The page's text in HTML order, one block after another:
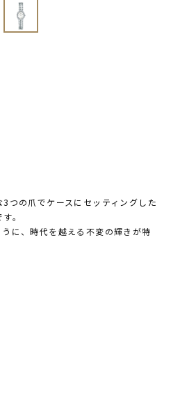
つの爪でケースにセッティングした
。
に、時代を越える不変の輝きが特